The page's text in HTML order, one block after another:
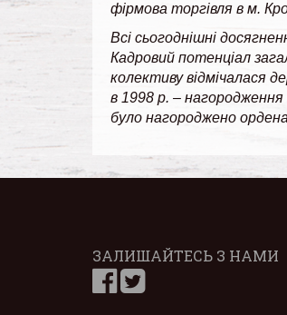
фірмова торгівля в м.
Всі сьогоднішні
Кадровий потенціал
колективу відмічалася
в 1998 р. – нагородження
було нагороджено
ЗАЛИШАЙТЕСЬ З НАМИ